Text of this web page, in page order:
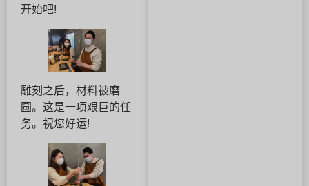
开始吧!
雕刻之后，材料被磨
圆。这是一项艰巨的任
务。祝您好运!